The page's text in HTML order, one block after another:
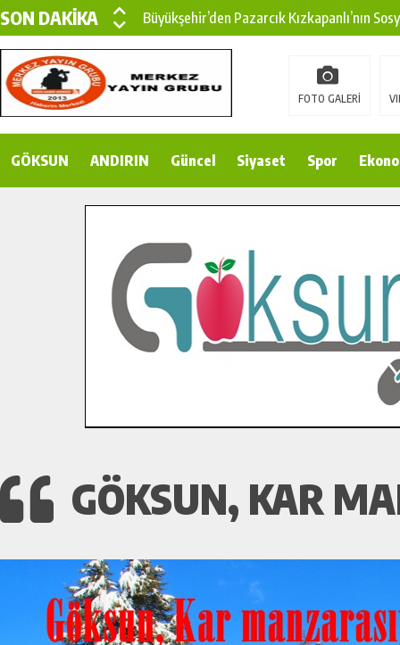
SON DAKİKA
Büyükşehir’den Pazarcık Kızkapanlı’nın
Büyükşehir’den Pazarcık Kırsalına Modern
Çin’den KSÜ’ye Uluslararası Başarı:
Gençler Pusula Maraş Kampında Yeni
İlçe Jandarma Komutanı Karakaya’dan
Bertiz’in Yeni Köprüsünde Sona Doğru.
FOTO GALERİ
GÖKSUN ANDIRIN Güncel Siyaset Spor
GÖKSUN, KAR